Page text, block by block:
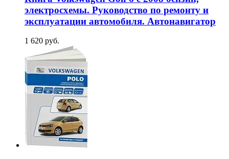
электросхемы. Руководство по ремонту и
эксплуатации автомобиля. Автонавигатор
1 620 руб.